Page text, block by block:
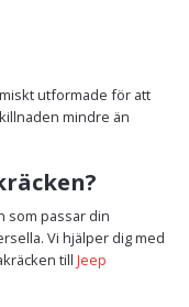
utformade för att
mindre än
som passar din
Vi hjälper dig med
till Jeep